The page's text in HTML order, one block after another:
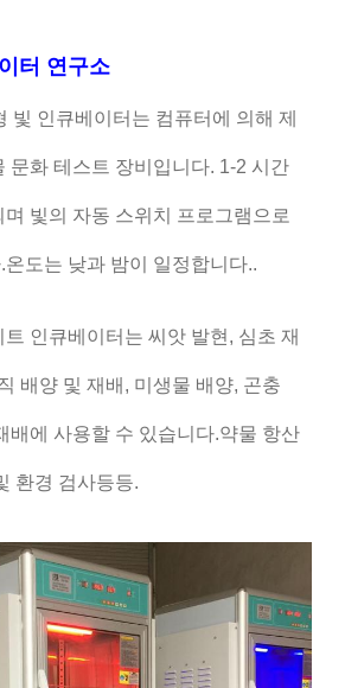
터 연구소
빛 인큐베이터는 컴퓨터에 의해 제
문화 테스트 장비입니다. 1-2 시간
며 빛의 자동 스위치 프로그램으로
도는 낮과 밤이 일정합니다..
트 인큐베이터는 씨앗 발현, 심초 재
배양 및 재배, 미생물 배양, 곤충
배에 사용할 수 있습니다.약물 항산
환경 검사등등.